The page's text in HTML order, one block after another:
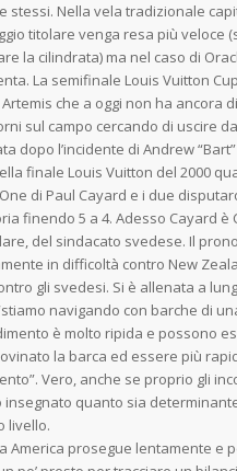
stessi. Nella vela tradizionale
titolare venga resa più veloce
la cilindrata) ma nel caso di
La semifinale Louis Vuitton
Artemis che a oggi non ha ancora
sul campo cercando di uscire
dopo l’incidente di Andrew
finale Louis Vuitton del 2000
di Paul Cayard e i due
finendo 5 a 4. Adesso Cayard è
del sindacato svedese. Il
in difficoltà contro New
gli svedesi. Si è allenata a
navigando con barche di
è molto ripida e possono
la barca ed essere più
Vero, anche se proprio gli
insegnato quanto sia
livello.
America prosegue lentamente e